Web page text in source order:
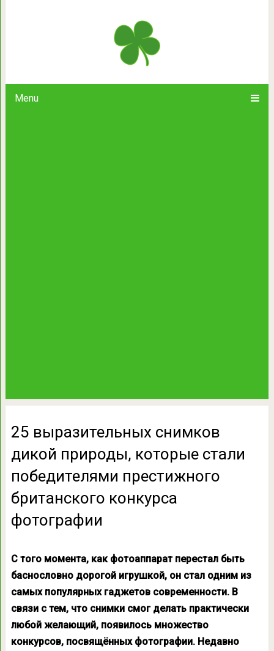
Menu
25 выразительных снимков
победителями престижного
25 выразительных снимков
дикой природы, которые стали
победителями престижного
британского конкурса
фотографии
С того момента, как фотоаппарат перестал быть
баснословно дорогой игрушкой, он стал одним из
самых популярных гаджетов современности. В
связи с тем, что снимки смог делать практически
любой желающий, появилось множество
конкурсов, посвящённых фотографии. Недавно